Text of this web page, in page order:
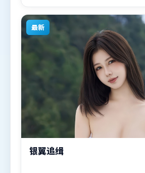
线，适合喜欢动漫题材的观众观看。
最新
银翼追缉